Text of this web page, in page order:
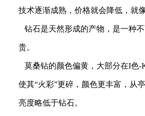
技术逐渐成熟，价格就会降低，就
钻石是天然形成的产物，是一种
贵。
莫桑钻的颜色偏黄，大部分在I色-
使其“火彩”更碎，颜色更丰富，从
亮度略低于钻石。